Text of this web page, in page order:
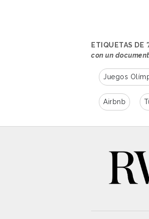
Ver esta
La estrategia
el sitio web
de cocina,
través del
concentrados.
Los
Carrillo
Bindilatti
Joanna
ETIQUETAS DE
con un
Juegos
Airbnb